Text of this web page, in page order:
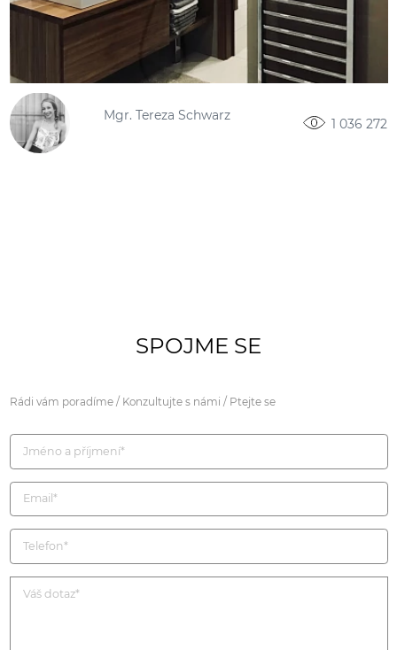
Mgr. Tereza Schwarz
1 036 272
SPOJME SE
Rádi vám poradíme / Konzultujte s námi / Ptejte se